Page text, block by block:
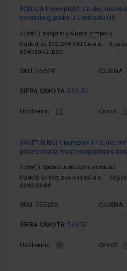
PČELICA 1; komplet 1. i 2. dio,
hrvatskog jezika u 1. razredu OŠ
Autor(i): Sonja Ivić Marija Krmpotić
Nakladnik: ŠKOLSKA KNJIGA d.d.
6041;6042-DOM
SKU: 556241 CIJENA:
ŠIFRA OMOTA: 500157
Udžbenik Omot
SVIJET RIJEČI 1; komplet 1. i 2. dio,
početnica iz hrvatskog jezika s dds
Autor(i): Španić Jurić Zokić Vladušić
Nakladnik: ŠKOLSKA KNJIGA d.d.
6043;6044
SKU: 556253 CIJENA:
ŠIFRA OMOTA: 500161
Udžbenik Omot